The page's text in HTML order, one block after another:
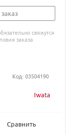
Iwata
Сравнить
свяжутся
заказа
Код: 03504190